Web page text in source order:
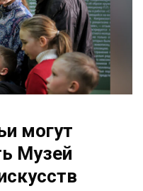
могут
Музей